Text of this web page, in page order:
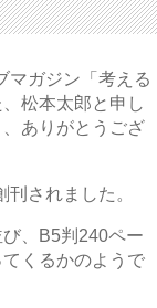
ガジン「考える
松本太郎と申し
ありがとうござ
されました。
、B5判240ペー
くるかのようで